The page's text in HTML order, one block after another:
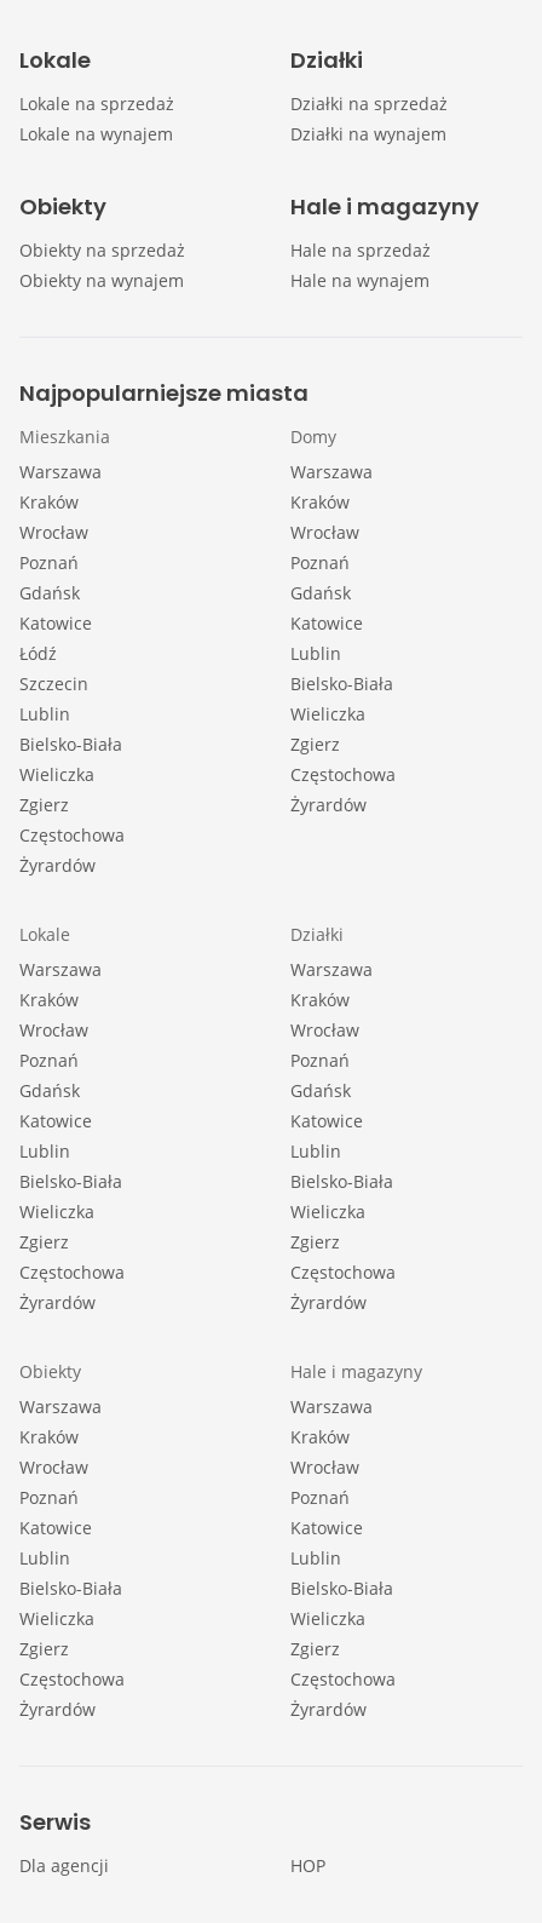
Lokale
Lokale na sprzedaż
Lokale na wynajem
Działki
Działki na sprzedaż
Działki na wynajem
Obiekty
Obiekty na sprzedaż
Obiekty na wynajem
Hale i magazyny
Hale na sprzedaż
Hale na wynajem
Najpopularniejsze miasta
Mieszkania
Warszawa
Kraków
Wrocław
Poznań
Gdańsk
Katowice
Łódź
Szczecin
Lublin
Bielsko-Biała
Wieliczka
Zgierz
Częstochowa
Żyrardów
Domy
Warszawa
Kraków
Wrocław
Poznań
Gdańsk
Katowice
Lublin
Bielsko-Biała
Wieliczka
Zgierz
Częstochowa
Żyrardów
Lokale
Warszawa
Kraków
Wrocław
Poznań
Gdańsk
Katowice
Lublin
Bielsko-Biała
Wieliczka
Zgierz
Częstochowa
Żyrardów
Działki
Warszawa
Kraków
Wrocław
Poznań
Gdańsk
Katowice
Lublin
Bielsko-Biała
Wieliczka
Zgierz
Częstochowa
Żyrardów
Obiekty
Warszawa
Kraków
Wrocław
Poznań
Katowice
Lublin
Bielsko-Biała
Wieliczka
Zgierz
Częstochowa
Żyrardów
Hale i magazyny
Warszawa
Kraków
Wrocław
Poznań
Katowice
Lublin
Bielsko-Biała
Wieliczka
Zgierz
Częstochowa
Żyrardów
Serwis
Dla agencji HOP